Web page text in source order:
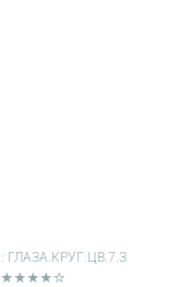
ГЛАЗА.КРУГ.ЦВ.7.З
★★★★☆